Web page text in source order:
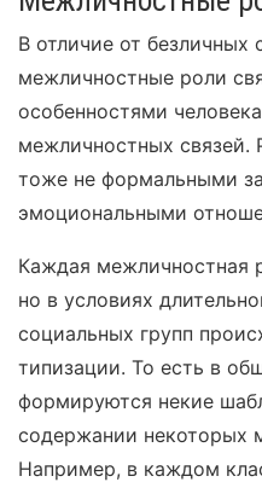
В отличие от безличных
межличностные роли
особенностями
межличностных связей.
тоже не формальными
эмоциональными
Каждая межличностная
но в условиях
социальных групп
типизации. То есть в
формируются некие
содержании некоторых
Например, в каждом